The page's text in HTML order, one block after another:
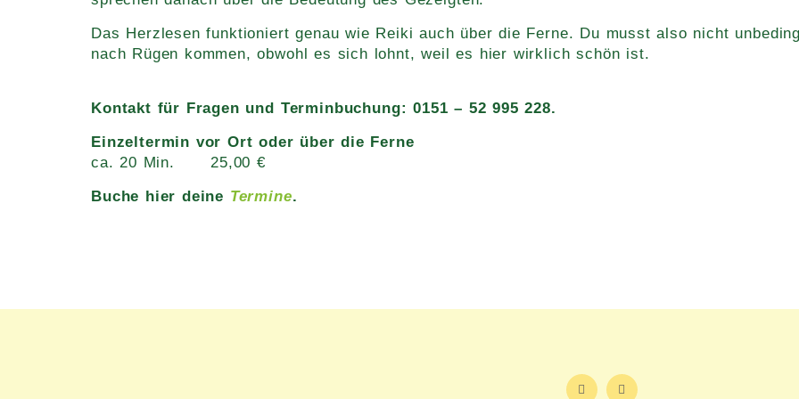
Das Herzlesen funktioniert genau wie Reiki auch über die Ferne. Du musst also nicht
nach Rügen kommen, obwohl es sich lohnt, weil es hier wirklich schön ist.
Kontakt für Fragen und Terminbuchung: 0151 – 52 995 228.
Einzeltermin vor Ort oder über die Ferne
ca. 20 Min. 25,00 €
Buche hier deine Termine.